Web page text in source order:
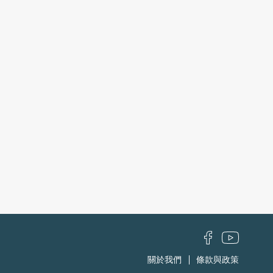
關於我們
條款與政策